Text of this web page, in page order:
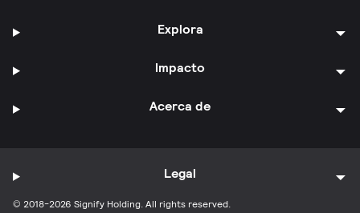
Explora
Impacto
Acerca de
© 2018-2026 Signify Holding. All rights reserved.
Legal